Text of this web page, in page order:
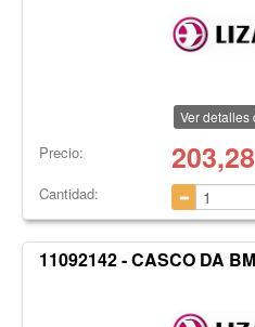
Ver detalles
Precio: 203,28
Cantidad:
11092142 - CASCO DA